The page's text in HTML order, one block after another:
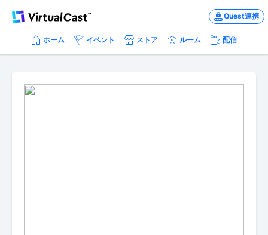
Quest連携
ホーム イベント ストア ルーム 配信